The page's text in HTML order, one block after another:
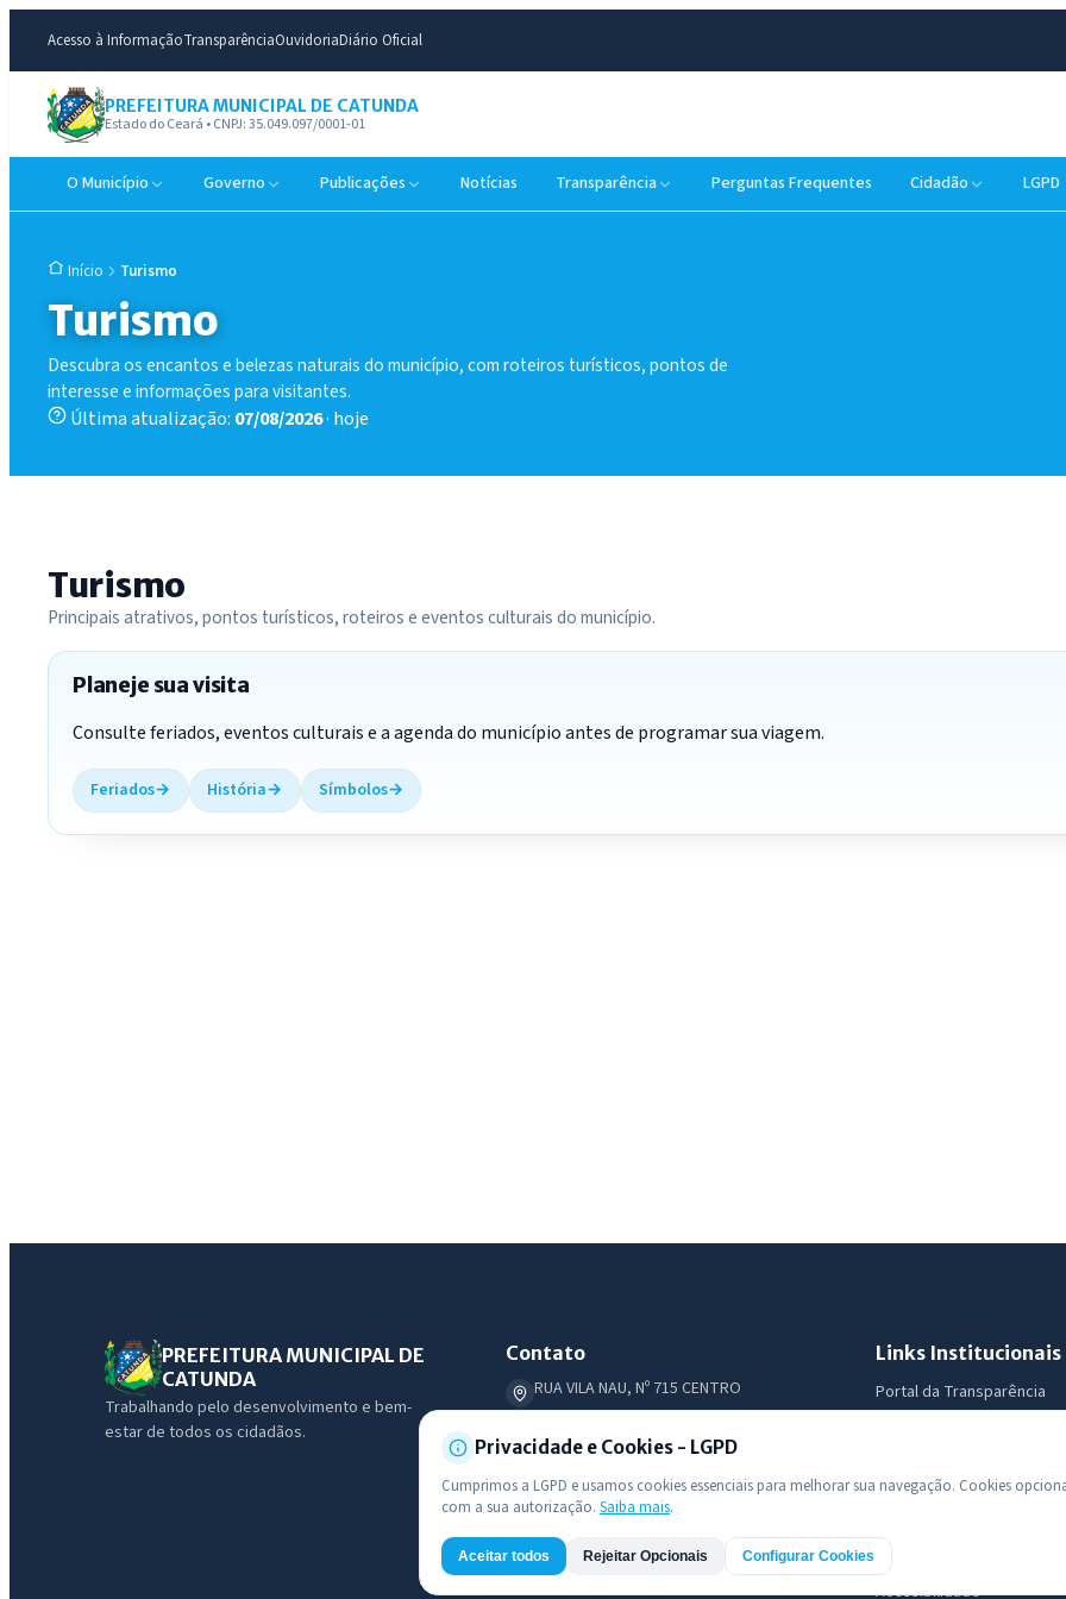
Acesso à InformaçãoTransparênciaOuvidoriaDiário Oficial
PREFEITURA MUNICIPAL DE CATUNDA
Estado do Ceará • CNPJ: 35.049.097/0001-01
O Município Governo Publicações Notícias Transparência Perguntas Frequentes Cidadão LGPD
Início Turismo
Turismo
Descubra os encantos e belezas naturais do município, com roteiros turísticos, pontos de
interesse e informações para visitantes.
Última atualização: 07/08/2026· hoje
Turismo
Principais atrativos, pontos turísticos, roteiros e eventos culturais do município.
Planeje sua visita
Consulte feriados, eventos culturais e a agenda do município antes de programar sua viagem.
Feriados História Símbolos
PREFEITURA MUNICIPAL DE
CATUNDA
Trabalhando pelo desenvolvimento e bem-
estar de todos os cidadãos.
Contato
RUA VILA NAU, Nº 715 CENTRO
(88) 36861-032
prefeitura.catunda.ceara@gmail.com
Links Institucionais
Portal da Transparência
Ouvidoria
LGPD
Mapa do Site
Acessibilidade
Privacidade e Cookies - LGPD
Cumprimos a LGPD e usamos cookies essenciais para melhorar sua navegação. Cookies
com a sua autorização. Saiba mais.
Aceitar todos Rejeitar Opcionais Configurar Cookies